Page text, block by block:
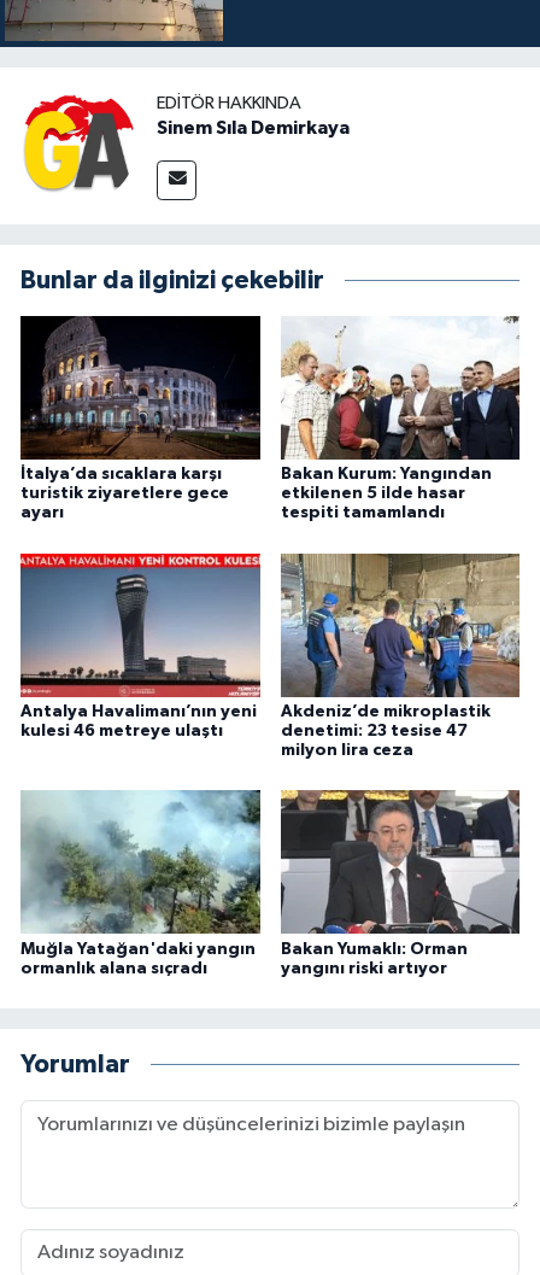
EDITÖR HAKKINDA
Sinem Sıla Demirkaya
Bunlar da ilginizi çekebilir
İtalya’da sıcaklara karşı
turistik ziyaretlere gece
ayarı
Bakan Kurum: Yangından
etkilenen 5 ilde hasar
tespiti tamamlandı
Antalya Havalimanı’nın yeni
kulesi 46 metreye ulaştı
Akdeniz’de mikroplastik
denetimi: 23 tesise 47
milyon lira ceza
Muğla Yatağan'daki yangın
ormanlık alana sıçradı
Bakan Yumaklı: Orman
yangını riski artıyor
Yorumlar